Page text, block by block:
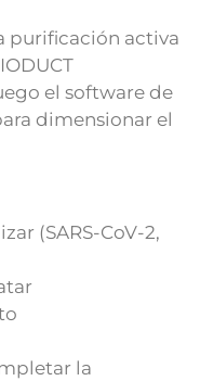
purificación activa
el software de
dimensionar el
(SARS-CoV-2,
la